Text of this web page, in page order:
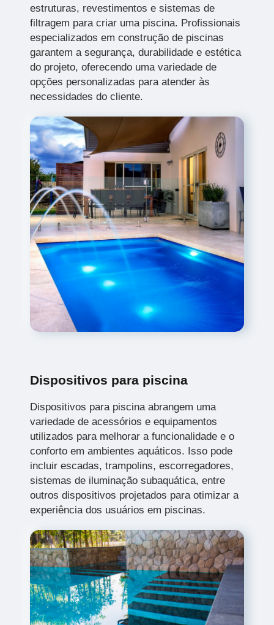
estruturas, revestimentos e sistemas de
filtragem para criar uma piscina. Profissionais
especializados em construção de piscinas
garantem a segurança, durabilidade e estética
do projeto, oferecendo uma variedade de
opções personalizadas para atender às
necessidades do cliente.
Dispositivos para piscina
Dispositivos para piscina abrangem uma
variedade de acessórios e equipamentos
utilizados para melhorar a funcionalidade e o
conforto em ambientes aquáticos. Isso pode
incluir escadas, trampolins, escorregadores,
sistemas de iluminação subaquática, entre
outros dispositivos projetados para otimizar a
experiência dos usuários em piscinas.